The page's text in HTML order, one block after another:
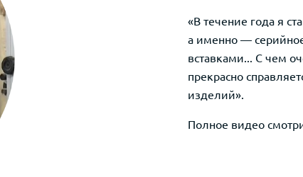
«В течение года я
а именно —
вставками... С чем
прекрасно
изделий».
Полное видео